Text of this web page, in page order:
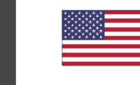
pour une meilleure de
Bride :bride en SEBS
Assise plantaire :
Logo :logo Arch moulé